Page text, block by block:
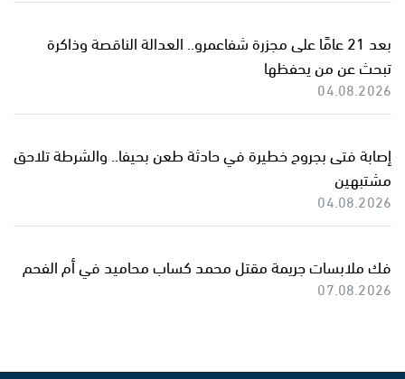
بعد 21 عامًا على مجزرة شفاعمرو.. العدالة الناقصة وذاكرة
تبحث عن من يحفظها
04.08.2026
إصابة فتى بجروح خطيرة في حادثة طعن بحيفا.. والشرطة تلاحق
مشتبهين
04.08.2026
فك ملابسات جريمة مقتل محمد كساب محاميد في أم الفحم
07.08.2026